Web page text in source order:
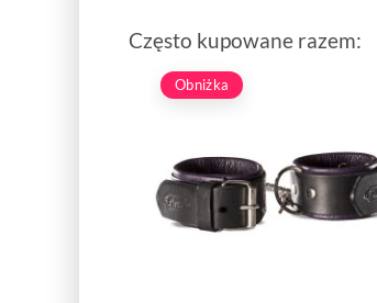
Często kupowane razem:
Obniżka